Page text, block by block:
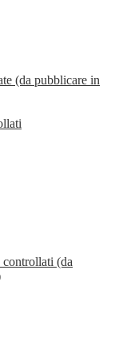
(da pubblicare in
(da